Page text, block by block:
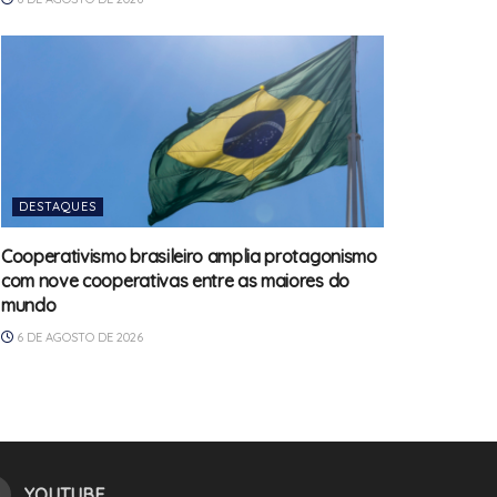
DESTAQUES
Cooperativismo brasileiro amplia protagonismo
com nove cooperativas entre as maiores do
mundo
6 DE AGOSTO DE 2026